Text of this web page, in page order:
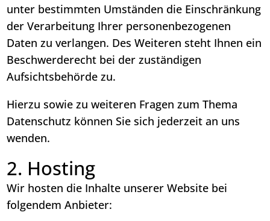
unter bestimmten Umständen die Einschränkung
der Verarbeitung Ihrer personenbezogenen
Daten zu verlangen. Des Weiteren steht Ihnen ein
Beschwerderecht bei der zuständigen
Aufsichtsbehörde zu.
Hierzu sowie zu weiteren Fragen zum Thema
Datenschutz können Sie sich jederzeit an uns
wenden.
2. Hosting
Wir hosten die Inhalte unserer Website bei
folgendem Anbieter: